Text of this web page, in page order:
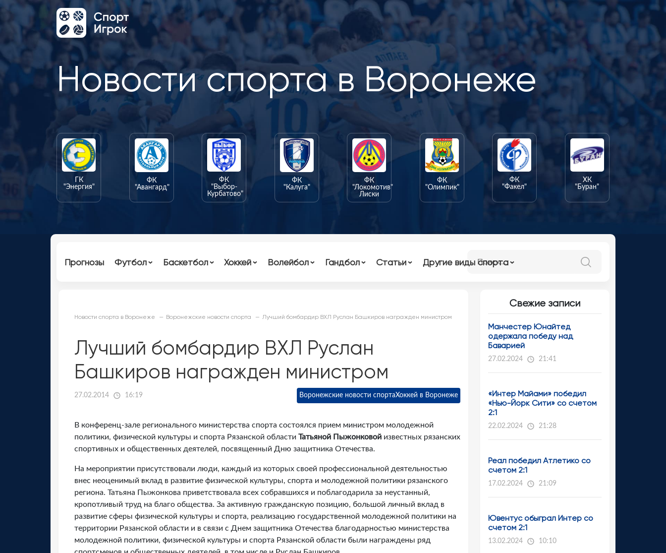
Новости спорта в Воронеже
ГК
"Энергия"
ФК
"Авангард"
ФК
"Выбор-
Курбатово"
ФК
"Калуга"
ФК
"Локомотив"
Лиски
ФК
"Олимпик"
ФК
"Факел"
ХК
"Буран"
Прогнозы Футбол Баскетбол Хоккей Волейбол Гандбол Статьи Другие виды спорта
Новости спорта в Воронеже Воронежские новости спорта Лучший бомбардир ВХЛ Руслан Башкиров награжден министром
Лучший бомбардир ВХЛ Руслан
Башкиров награжден министром
27.02.2014 16:19 Воронежские новости спортаХоккей в Воронеже
В конференц-зале регионального министерства спорта состоялся прием министром молодежной
политики, физической культуры и спорта Рязанской области Татьяной Пыжонковой известных рязанских
спортивных и общественных деятелей, посвященный Дню защитника Отечества.
На мероприятии присутствовали люди, каждый из которых своей профессиональной деятельностью
внес неоценимый вклад в развитие физической культуры, спорта и молодежной политики рязанского
региона. Татьяна Пыжонкова приветствовала всех собравшихся и поблагодарила за неустанный,
кропотливый труд на благо общества. За активную гражданскую позицию, большой личный вклад в
развитие сферы физической культуры и спорта, реализацию государственной молодежной политики на
территории Рязанской области и в связи с Днем защитника Отечества благодарностью министерства
молодежной политики, физической культуры и спорта Рязанской области были награждены ряд
Свежие записи
Манчестер Юнайтед
одержала победу над
Баварией
27.02.2024 21:41
«Интер Майами» победил
«Нью-Йорк Сити» со счетом
2:1
22.02.2024 21:28
Реал победил Атлетико со
счетом 2:1
17.02.2024 21:09
Ювентус обыграл Интер со
счетом 2:1
13.02.2024 10:10